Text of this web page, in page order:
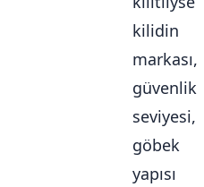
kilidin
markası,
güvenlik
seviyesi,
göbek
yapısı